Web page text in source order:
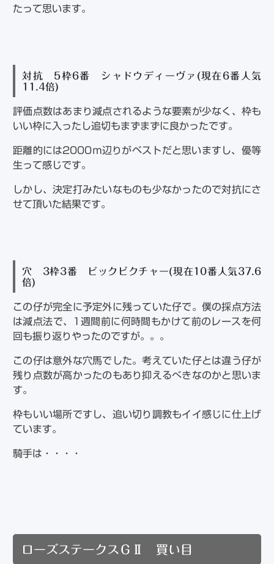
たって思います。
対抗 5枠6番 シャドウディーヴァ(現在6番人気
11.4倍)
評価点数はあまり減点されるような要素が少なく、枠も
いい枠に入ったし追切もまずまずに良かったです。
距離的には2000ｍ辺りがベストだと思いますし、優等
生って感じです。
しかし、決定打みたいなものも少なかったので対抗にさ
せて頂いた結果です。
穴 3枠3番 ビックピクチャー(現在10番人気37.6
倍)
この仔が完全に予定外に残っていた仔で。僕の採点方法
は減点法で、1週間前に何時間もかけて前のレースを何
回も振り返りやったのですが。。。
この仔は意外な穴馬でした。考えていた仔とは違う仔が
残り点数が高かったのもあり抑えるべきなのかと思いま
す。
枠もいい場所ですし、追い切り調教もイイ感じに仕上げ
ています。
騎手は・・・・
ローズステークスＧⅡ 買い目